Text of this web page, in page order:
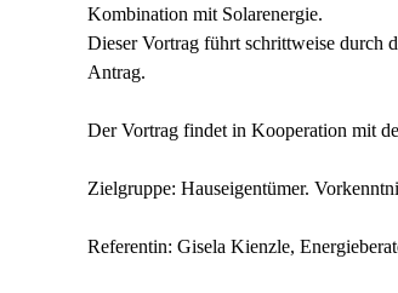
Kombination mit Solarenergie.
Dieser Vortrag führt schrittweise durch
Antrag.
Der Vortrag findet in Kooperation mit
Zielgruppe: Hauseigentümer.
Referentin: Gisela Kienzle,